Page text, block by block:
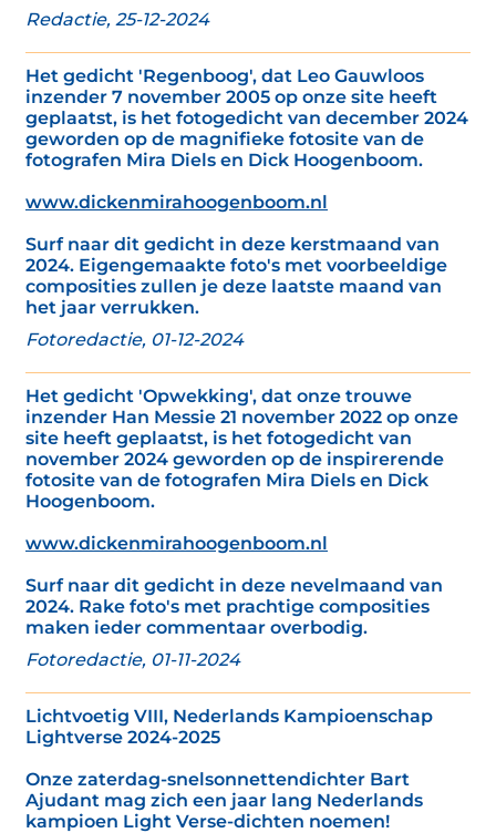
Redactie, 25-12-2024
Het gedicht 'Regenboog', dat Leo Gauwloos
inzender 7 november 2005 op onze site heeft
geplaatst, is het fotogedicht van december 2024
geworden op de magnifieke fotosite van de
fotografen Mira Diels en Dick Hoogenboom.
www.dickenmirahoogenboom.nl
Surf naar dit gedicht in deze kerstmaand van
2024. Eigengemaakte foto's met voorbeeldige
composities zullen je deze laatste maand van
het jaar verrukken.
Fotoredactie, 01-12-2024
Het gedicht 'Opwekking', dat onze trouwe
inzender Han Messie 21 november 2022 op onze
site heeft geplaatst, is het fotogedicht van
november 2024 geworden op de inspirerende
fotosite van de fotografen Mira Diels en Dick
Hoogenboom.
www.dickenmirahoogenboom.nl
Surf naar dit gedicht in deze nevelmaand van
2024. Rake foto's met prachtige composities
maken ieder commentaar overbodig.
Fotoredactie, 01-11-2024
Lichtvoetig VIII, Nederlands Kampioenschap
Lightverse 2024-2025
Onze zaterdag-snelsonnettendichter Bart
Ajudant mag zich een jaar lang Nederlands
kampioen Light Verse-dichten noemen!